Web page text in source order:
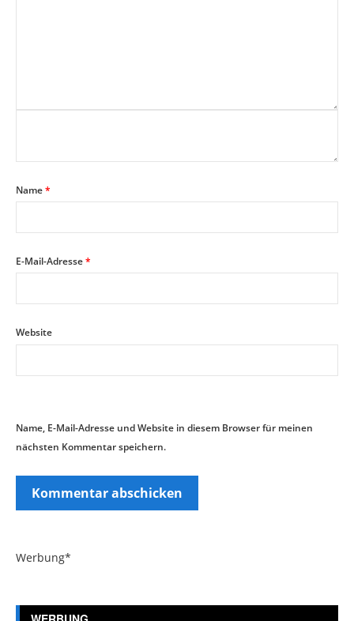
Name*
E-Mail-Adresse*
Website
Name, E-Mail-Adresse und Website in diesem Browser für meinen
nächsten Kommentar speichern.
Werbung*